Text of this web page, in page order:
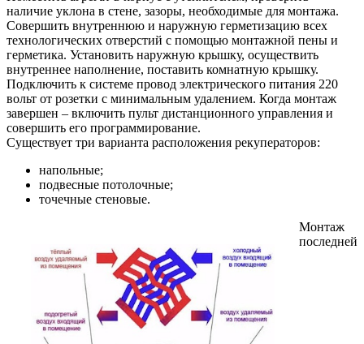
наличие уклона в стене, зазоры, необходимые для монтажа.
Совершить внутреннюю и наружную герметизацию всех
технологических отверстий с помощью монтажной пены и
герметика. Установить наружную крышку, осуществить
внутреннее наполнение, поставить комнатную крышку.
Подключить к системе провод электрического питания 220
вольт от розетки с минимальным удалением. Когда монтаж
завершен – включить пульт дистанционного управления и
совершить его программирование.
Существует три варианта расположения рекуператоров:
напольные;
подвесные потолочные;
точечные стеновые.
Монтаж
последней